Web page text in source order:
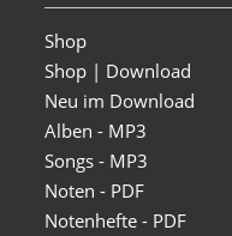
Shop
Shop | Download
Neu im Download
Alben - MP3
Songs - MP3
Noten - PDF
Notenhefte - PDF